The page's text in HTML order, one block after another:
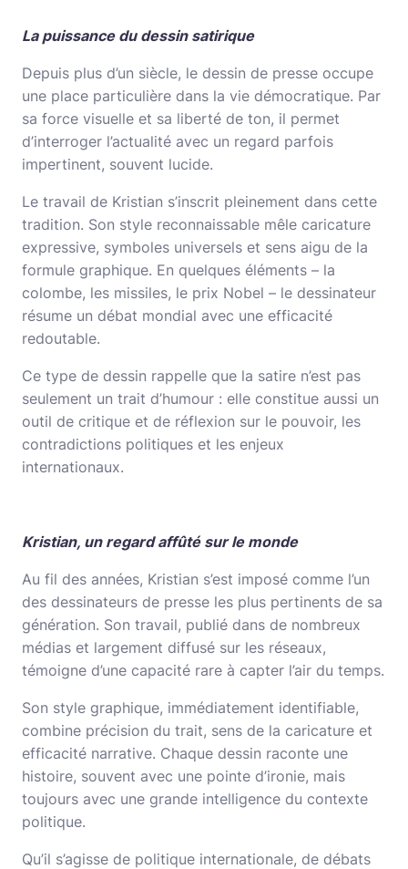
La puissance du dessin satirique
Depuis plus d’un siècle, le dessin de presse occupe
une place particulière dans la vie démocratique. Par
sa force visuelle et sa liberté de ton, il permet
d’interroger l’actualité avec un regard parfois
impertinent, souvent lucide.
Le travail de Kristian s’inscrit pleinement dans cette
tradition. Son style reconnaissable mêle caricature
expressive, symboles universels et sens aigu de la
formule graphique. En quelques éléments – la
colombe, les missiles, le prix Nobel – le dessinateur
résume un débat mondial avec une efficacité
redoutable.
Ce type de dessin rappelle que la satire n’est pas
seulement un trait d’humour : elle constitue aussi un
outil de critique et de réflexion sur le pouvoir, les
contradictions politiques et les enjeux
internationaux.
Kristian, un regard affûté sur le monde
Au fil des années, Kristian s’est imposé comme l’un
des dessinateurs de presse les plus pertinents de sa
génération. Son travail, publié dans de nombreux
médias et largement diffusé sur les réseaux,
témoigne d’une capacité rare à capter l’air du temps.
Son style graphique, immédiatement identifiable,
combine précision du trait, sens de la caricature et
efficacité narrative. Chaque dessin raconte une
histoire, souvent avec une pointe d’ironie, mais
toujours avec une grande intelligence du contexte
politique.
Qu’il s’agisse de politique internationale, de débats